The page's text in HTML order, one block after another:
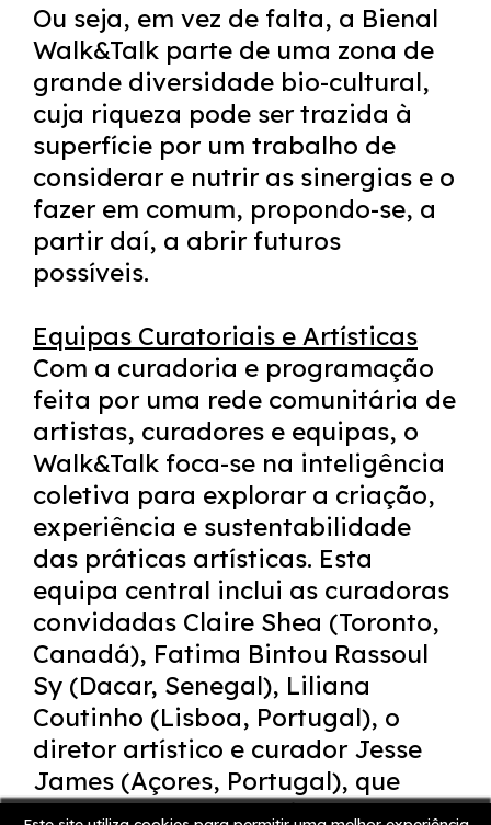
Ou seja, em vez de falta, a Bienal
Walk&Talk parte de uma zona de
grande diversidade bio-cultural,
cuja riqueza pode ser trazida à
superfície por um trabalho de
considerar e nutrir as sinergias e o
fazer em comum, propondo-se, a
partir daí, a abrir futuros
possíveis.
Equipas Curatoriais e Artísticas
Com a curadoria e programação
feita por uma rede comunitária de
artistas, curadores e equipas, o
Walk&Talk foca-se na inteligência
coletiva para explorar a criação,
experiência e sustentabilidade
das práticas artísticas. Esta
equipa central inclui as curadoras
convidadas Claire Shea (Toronto,
Canadá), Fatima Bintou Rassoul
Sy (Dacar, Senegal), Liliana
Coutinho (Lisboa, Portugal), o
diretor artístico e curador Jesse
James (Açores, Portugal), que
trabalham colaborativamente e se